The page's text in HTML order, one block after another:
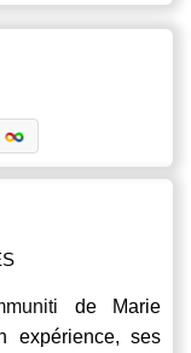
de Marie
expérience, ses